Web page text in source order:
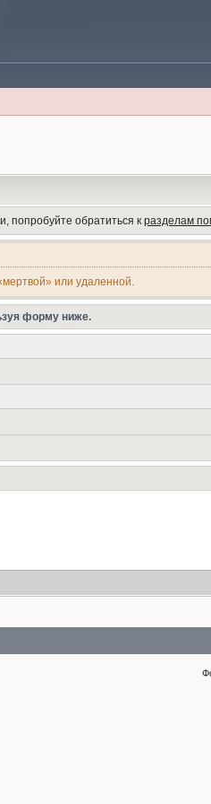
попробуйте обратиться кразделам
или удаленной.
форму ниже.